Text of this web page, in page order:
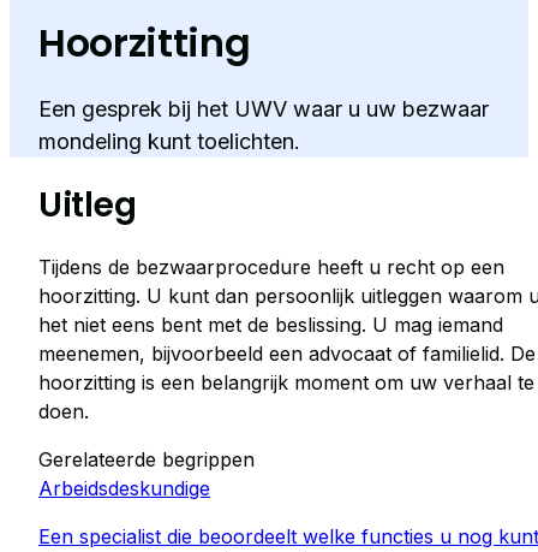
Hoorzitting
Een gesprek bij het UWV waar u uw bezwaar
mondeling kunt toelichten.
Uitleg
Tijdens de bezwaarprocedure heeft u recht op een
hoorzitting. U kunt dan persoonlijk uitleggen waarom
het niet eens bent met de beslissing. U mag iemand
meenemen, bijvoorbeeld een advocaat of familielid. De
hoorzitting is een belangrijk moment om uw verhaal te
doen.
Gerelateerde begrippen
Arbeidsdeskundige
Een specialist die beoordeelt welke functies u nog kunt